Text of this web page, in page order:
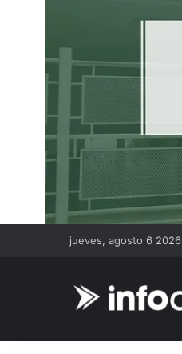
jueves, agosto 6 2026